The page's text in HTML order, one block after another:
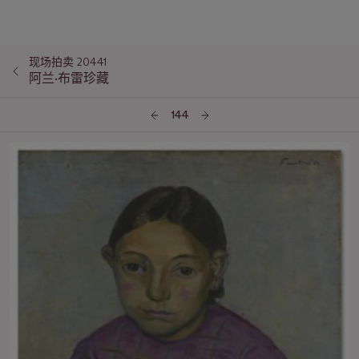
现场拍卖 20441
阿兰·布雷珍藏
144